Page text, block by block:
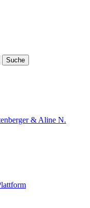
& Aline N.